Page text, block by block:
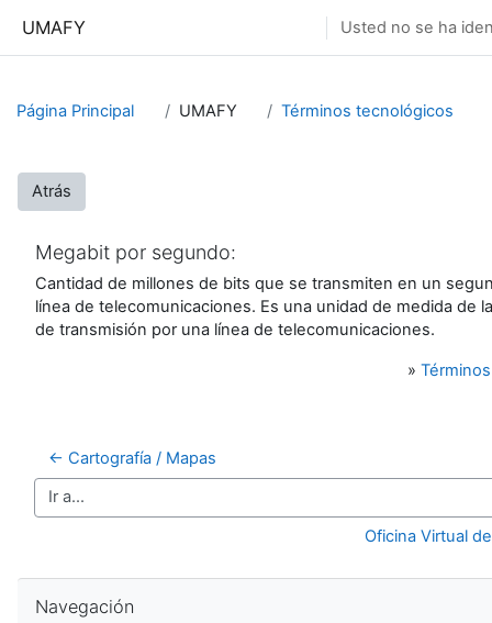
UMAFY Usted no se ha
Página Principal UMAFY Términos tecnológicos
Atrás
Megabit por segundo:
Cantidad de millones de bits que se transmiten en un
línea de telecomunicaciones. Es una unidad de medida de
de transmisión por una línea de telecomunicaciones.
»
← Cartografía / Mapas
Ir a...
Oficina Virtual
Navegación